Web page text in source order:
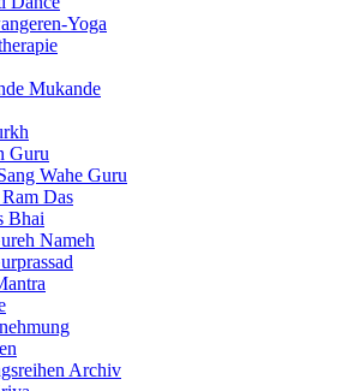
Yoga
Mukande
Guru
Wahe Guru
Das
Bhai
Nameh
Archiv